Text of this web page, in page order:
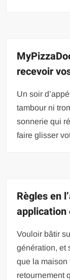
recevoir
Un soir
tambour ni
sonnerie qui
faire glisser
Règles en
application
Vouloir bâtir
génération, et
que la maison
retournement